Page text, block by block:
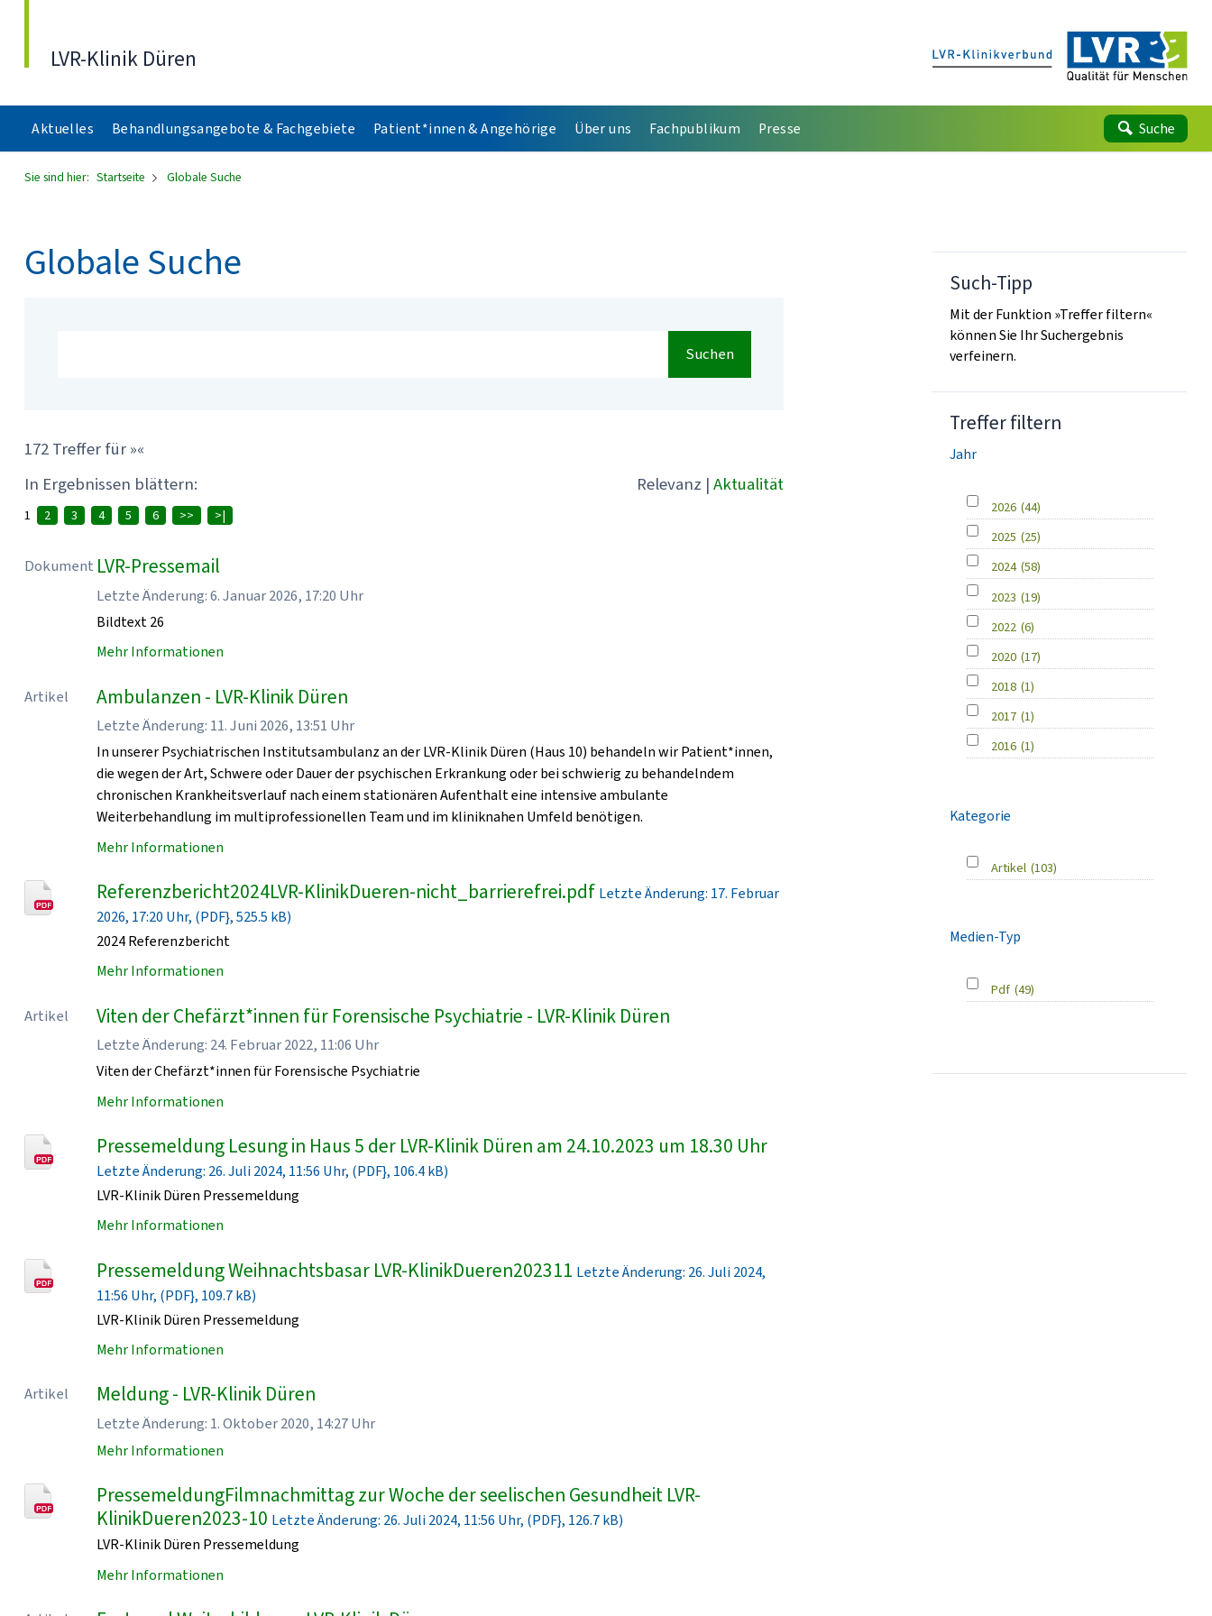
LVR-Klinik Düren
Aktuelles Behandlungsangebote & Fachgebiete Patient*innen & Angehörige Über uns Fachpublikum Presse Suche
Sie sind hier: Startseite Globale Suche
Globale Suche
Suchen
172 Treffer für »«
In Ergebnissen blättern:
Relevanz | Aktualität
1 2 3 4 5 6 >> >|
Dokument LVR-Pressemail
Letzte Änderung: 6. Januar 2026, 17:20 Uhr
Bildtext 26
Mehr Informationen
Artikel Ambulanzen - LVR-Klinik Düren
Letzte Änderung: 11. Juni 2026, 13:51 Uhr
In unserer Psychiatrischen Institutsambulanz an der LVR-Klinik Düren (Haus 10) behandeln wir Patient*innen,
die wegen der Art, Schwere oder Dauer der psychischen Erkrankung oder bei schwierig zu behandelndem
chronischen Krankheitsverlauf nach einem stationären Aufenthalt eine intensive ambulante
Weiterbehandlung im multiprofessionellen Team und im kliniknahen Umfeld benötigen.
Mehr Informationen
Referenzbericht2024LVR-KlinikDueren-nicht_barrierefrei.pdf Letzte Änderung: 17. Februar
2026, 17:20 Uhr, (PDF}, 525.5 kB)
2024 Referenzbericht
Mehr Informationen
Artikel Viten der Chefärzt*innen für Forensische Psychiatrie - LVR-Klinik Düren
Letzte Änderung: 24. Februar 2022, 11:06 Uhr
Viten der Chefärzt*innen für Forensische Psychiatrie
Mehr Informationen
Pressemeldung Lesung in Haus 5 der LVR-Klinik Düren am 24.10.2023 um 18.30 Uhr
Letzte Änderung: 26. Juli 2024, 11:56 Uhr, (PDF}, 106.4 kB)
LVR-Klinik Düren Pressemeldung
Mehr Informationen
Pressemeldung Weihnachtsbasar LVR-KlinikDueren202311 Letzte Änderung: 26. Juli 2024,
11:56 Uhr, (PDF}, 109.7 kB)
LVR-Klinik Düren Pressemeldung
Mehr Informationen
Artikel Meldung - LVR-Klinik Düren
Letzte Änderung: 1. Oktober 2020, 14:27 Uhr
Mehr Informationen
PressemeldungFilmnachmittag zur Woche der seelischen Gesundheit LVR-
KlinikDueren2023-10 Letzte Änderung: 26. Juli 2024, 11:56 Uhr, (PDF}, 126.7 kB)
LVR-Klinik Düren Pressemeldung
Mehr Informationen
Such-Tipp
Mit der Funktion »Treffer filtern«
können Sie Ihr Suchergebnis
verfeinern.
Treffer filtern
Jahr
2026 (44)
2025 (25)
2024 (58)
2023 (19)
2022 (6)
2020 (17)
2018 (1)
2017 (1)
2016 (1)
Kategorie
Artikel (103)
Medien-Typ
Pdf (49)